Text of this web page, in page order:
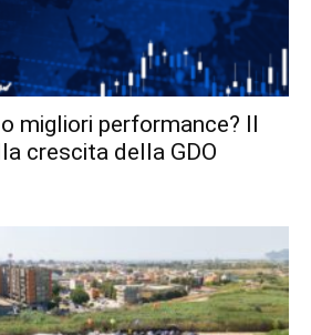
migliori performance? Il
crescita della GDO